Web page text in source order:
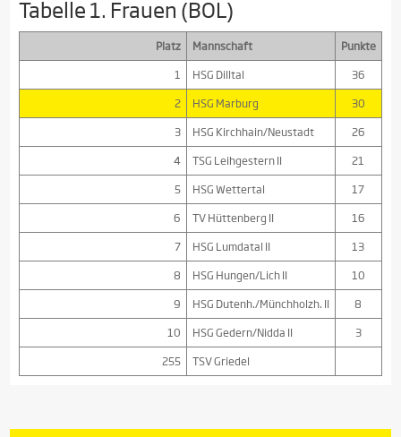
Tabelle 1. Frauen (BOL)
Platz Mannschaft
Punkte
1
HSG Dilltal
36
2
HSG Marburg
30
3
HSG Kirchhain/Neustadt
26
4
TSG Leihgestern II
21
5
HSG Wettertal
17
6
TV Hüttenberg II
16
7
HSG Lumdatal II
13
8
HSG Hungen/Lich II
10
9
HSG Dutenh./Münchholzh. II
8
10
HSG Gedern/Nidda II
3
255
TSV Griedel